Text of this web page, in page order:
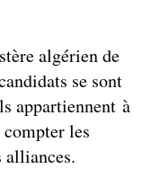
algérien de
se sont
appartiennent à
les
alliances.